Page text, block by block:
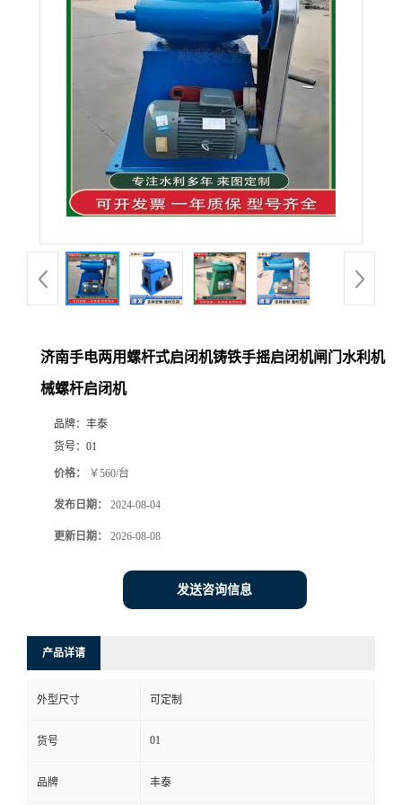
济南手电两用螺杆式启闭机铸铁手摇启闭机闸门水利机
械螺杆启闭机
品牌： 丰泰
货号： 01
价格： ￥560/台
发布日期： 2024-08-04
更新日期： 2026-08-08
发送咨询信息
产品详请
外型尺寸 可定制
货号 01
品牌 丰泰